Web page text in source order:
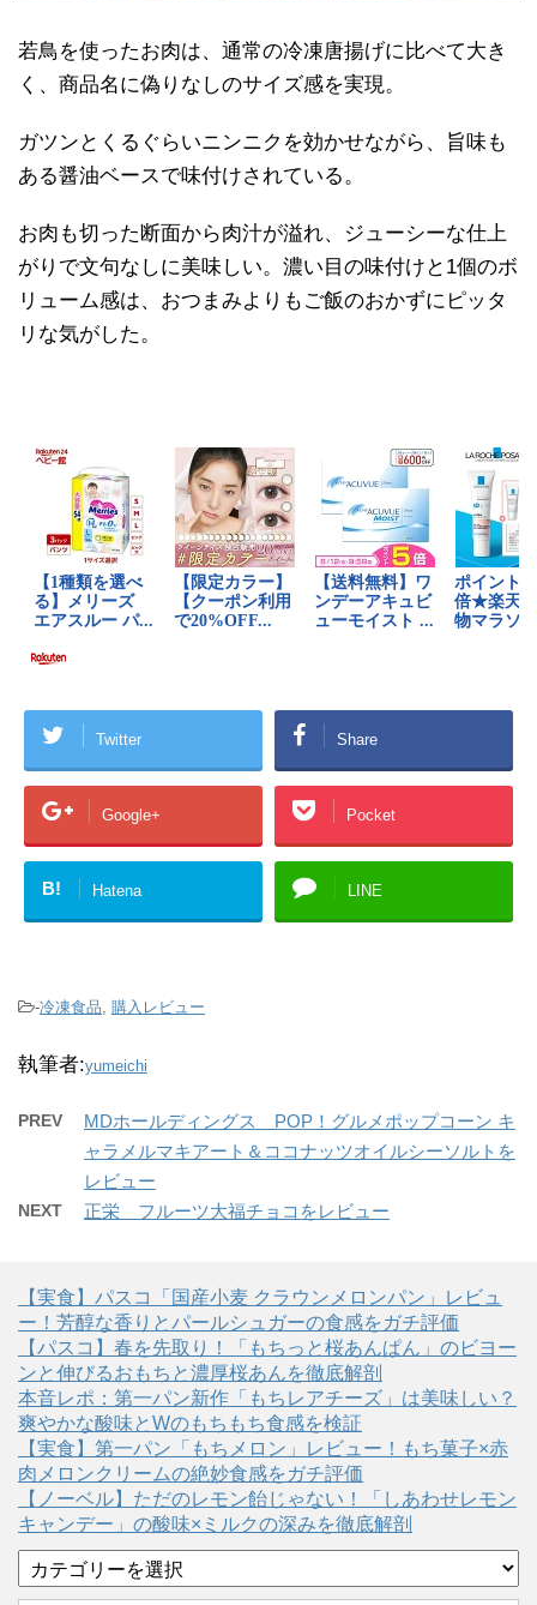
若鳥を使ったお肉は、通常の冷凍唐揚げに比べて大き
く、商品名に偽りなしのサイズ感を実現。
ガツンとくるぐらいニンニクを効かせながら、旨味も
ある醤油ベースで味付けされている。
お肉も切った断面から肉汁が溢れ、ジューシーな仕上
がりで文句なしに美味しい。濃い目の味付けと1個のボ
リューム感は、おつまみよりもご飯のおかずにピッタ
リな気がした。
Twitter Share
Google+ Pocket
B! Hatena LINE
-冷凍食品, 購入レビュー
執筆者:yumeichi
PREV
MDホールディングス POP！グルメポップコーン キ
ャラメルマキアート＆ココナッツオイルシーソルトを
レビュー
NEXT 正栄 フルーツ大福チョコをレビュー
【実食】パスコ「国産小麦 クラウンメロンパン」レビュ
ー！芳醇な香りとパールシュガーの食感をガチ評価
【パスコ】春を先取り！「もちっと桜あんぱん」のビヨー
ンと伸びるおもちと濃厚桜あんを徹底解剖
本音レポ：第一パン新作「もちレアチーズ」は美味しい？
爽やかな酸味とWのもちもち食感を検証
【実食】第一パン「もちメロン」レビュー！もち菓子×赤
肉メロンクリームの絶妙食感をガチ評価
【ノーベル】ただのレモン飴じゃない！「しあわせレモン
キャンデー」の酸味×ミルクの深みを徹底解剖
テ